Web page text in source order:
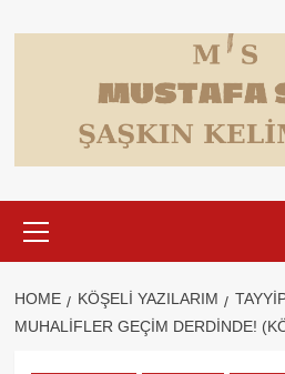
to
Menu
HOME KÖŞELI YAZILARIM
MUHALİFLER GEÇİM DERDİNDE!